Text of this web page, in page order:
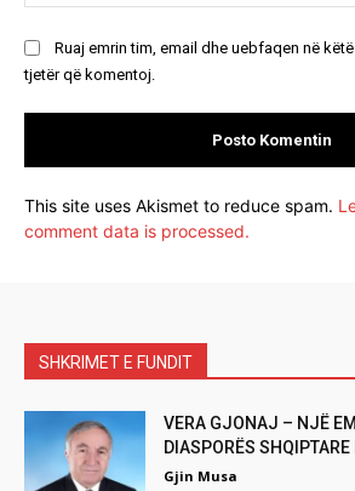
Ruaj emrin tim, email dhe uebfaqen në
tjetër që komentoj.
This site uses Akismet to reduce spam.
comment data is processed.
SHKRIMET E FUNDIT
VERA GJONAJ – NJË
DIASPORËS SHQIPTARE
Gjin Musa